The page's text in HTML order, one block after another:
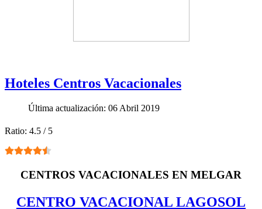
Hoteles Centros Vacacionales
Última actualización: 06 Abril 2019
Ratio: 4.5 / 5
CENTROS VACACIONALES EN MELGAR
CENTRO VACACIONAL LAGOSOL